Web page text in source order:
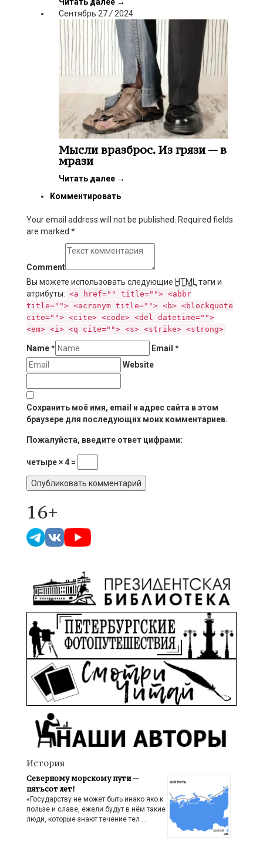
Сентябрь 27/ 2024
Мысли вразброс. Из грязи — в
мрази
Читать далее →
Комментировать
Your email address will not be published. Required fields
are marked *
Comment
Вы можете использовать следующие HTML
тэги и
атрибуты: <a href="" title=""> <abbr
title=""> <acronym title=""> <b> <blockquote
cite=""> <cite> <code> <del datetime="">
<em> <i> <q cite=""> <s> <strike> <strong>
Name* Email *
Website
Сохранить моё имя, email и адрес сайта в этом
браузере для последующих моих комментариев.
Пожалуйста, введите ответ цифрами:
четыре × 4 =
16+
История
Северному морскому пути —
пятьсот лет!
«Государству не может быть инако яко к
пользе и славе, ежели будут в нём такие
люди, которые знают течение тел …